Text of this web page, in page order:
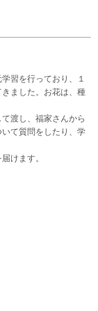
習を行っており、１
ました。お花は、種
渡し、福家さんから
て質問をしたり、学
けます。